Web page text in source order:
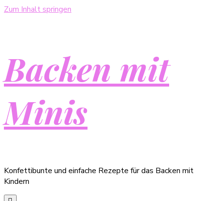
Zum Inhalt springen
Backen mit
Minis
Konfettibunte und einfache Rezepte für das Backen mit
Kindern